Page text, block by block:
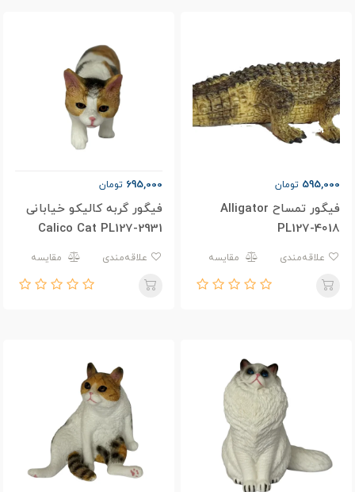
595,000 تومان
فیگور تمساح Alligator
PL127-4018
مقایسه
695,000 تومان
فیگور گربه کالیکو خیابانی
Calico Cat PL127-2931
مقایسه